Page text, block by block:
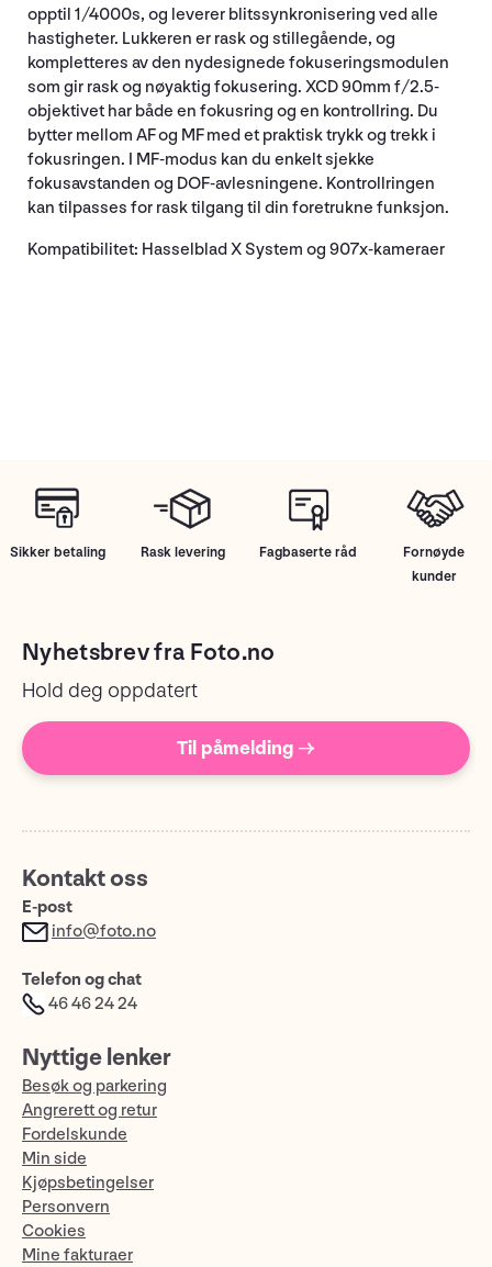
opptil 1/4000s, og leverer blitssynkronisering ved alle
hastigheter. Lukkeren er rask og stillegående, og
kompletteres av den nydesignede fokuseringsmodulen
som gir rask og nøyaktig fokusering. XCD 90mm f/2.5-
objektivet har både en fokusring og en kontrollring. Du
bytter mellom AF og MF med et praktisk trykk og trekk i
fokusringen. I MF-modus kan du enkelt sjekke
fokusavstanden og DOF-avlesningene. Kontrollringen
kan tilpasses for rask tilgang til din foretrukne funksjon.
Kompatibilitet: Hasselblad X System og 907x-kameraer
Sikker betaling Rask levering Fagbaserte råd
Fornøyde
kunder
Nyhetsbrev fra Foto.no
Hold deg oppdatert
Til påmelding →
Kontakt oss
E-post
info@foto.no
Telefon og chat
46 46 24 24
Nyttige lenker
Besøk og parkering
Angrerett og retur
Fordelskunde
Min side
Kjøpsbetingelser
Personvern
Cookies
Mine fakturaer